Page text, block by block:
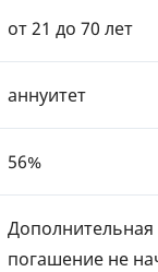
от 21 до 70 лет
аннуитет
56%
погашение не